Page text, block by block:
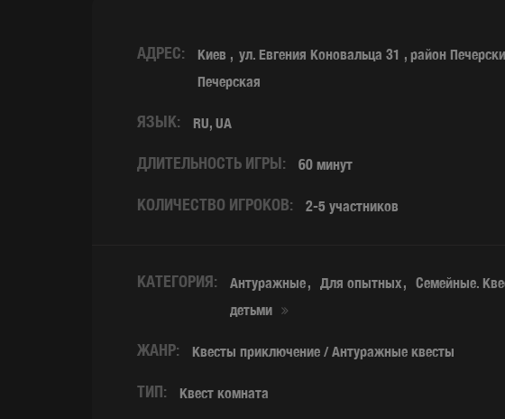
АДРЕС: Киев ул. Евгения Коновальца 31 , район
Печерская
ЯЗЫК: RU, UA
ДЛИТЕЛЬНОСТЬ ИГРЫ: 60 минут
КОЛИЧЕСТВО ИГРОКОВ: 2-5 участников
КАТЕГОРИЯ: Антуражные Для опытных
Семейные.
детьми
ЖАНР: Квесты приключение / Антуражные квесты
ТИП: Квест комната